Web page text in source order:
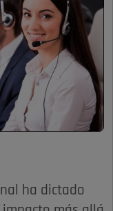
ha dictado